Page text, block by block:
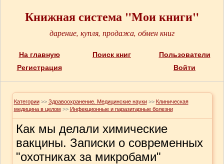
Книжная система "Мои книги"
дарение, купля, продажа, обмен книг
На главную Поиск книг
Пользователи
Регистрация
Войти
Категории >> Здравоохранение. Медицинские науки >> Клиническая
медицина в целом >> Инфекционные и паразитарные болезни
Как мы делали химические
вакцины. Записки о современных
"охотниках за микробами"